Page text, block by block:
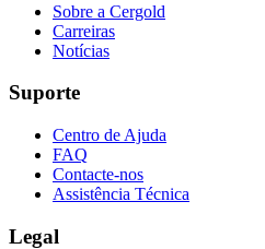
Sobre a Cergold
Carreiras
Notícias
Suporte
Centro de Ajuda
FAQ
Contacte-nos
Assistência Técnica
Legal